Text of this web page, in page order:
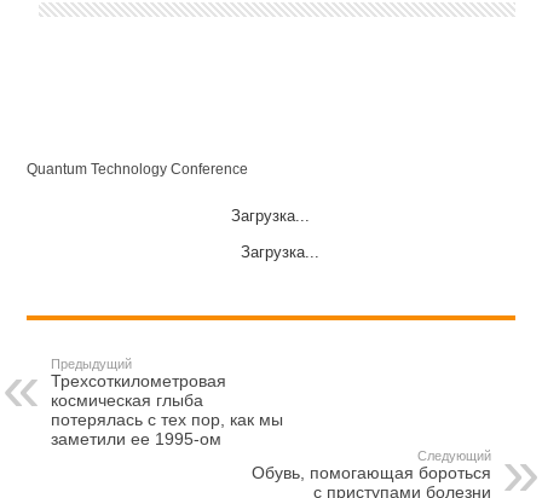
Quantum Technology Conference
Загрузка...
Загрузка...
Предыдущий
Трехсоткилометровая
космическая глыба
потерялась с тех пор, как мы
заметили ее 1995-ом
Следующий
Обувь, помогающая бороться
с приступами болезни